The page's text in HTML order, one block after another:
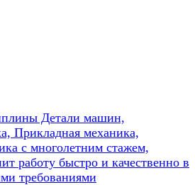
Детали машин,
Прикладная механика,
с многолетним стажем,
работу быстро и качественно в
требованиями